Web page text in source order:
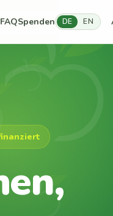
FAQSpenden DE EN